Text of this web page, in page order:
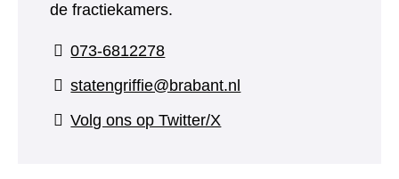
de fractiekamers.
073-6812278
statengriffie@brabant.nl
Volg ons op Twitter/X